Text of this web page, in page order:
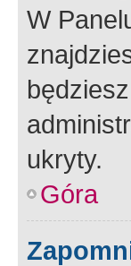
W
ukryty.
Góra